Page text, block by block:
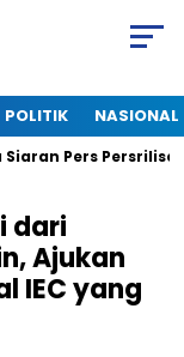
POLITIK NASIONAL
Pers Persriliscom
dari
Ajukan
IEC yang